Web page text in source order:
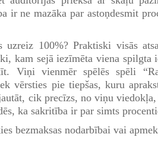
ir ne mazāka par astoņdesmit
uzreiz 100%? Praktiski visās
kam sejā iezīmēta viena
Viņi vienmēr spēlēs spēli
vērsties pie tiepšas, kuru
cik precīzs, no viņu
ka sakritība ir par simts
bezmaksas nodarbībai vai